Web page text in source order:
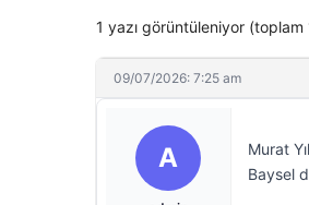
1 yazı görüntüleniyor (toplam
09/07/2026: 7:25 am
A
Murat
Baysel